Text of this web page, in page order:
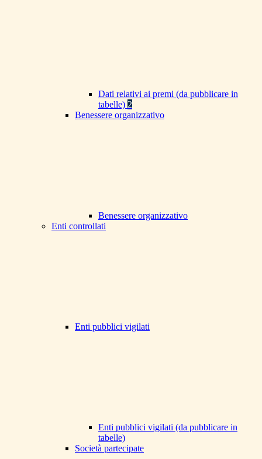
Dati relativi ai premi (da pubblicare in
tabelle) 2
Benessere organizzativo
Benessere organizzativo
Enti controllati
Enti pubblici vigilati
Enti pubblici vigilati (da pubblicare in
tabelle)
Società partecipate